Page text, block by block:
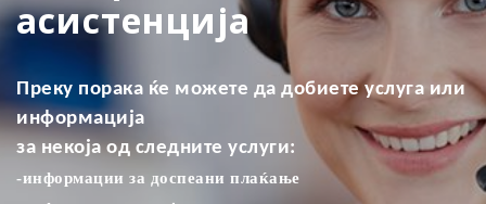
асистенција
Преку порака ќе можете да добиете услуга или
информација
за некоја од следните услуги:
-информации за доспеани плаќањe